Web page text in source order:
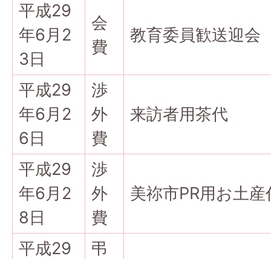
平成29
年6月2
3日
会
費
教育委員歓送迎会
平成29
年6月2
6日
渉
外
費
来訪者用茶代
平成29
年6月2
8日
渉
外
費
美祢市PR用お土産
平成29
弔